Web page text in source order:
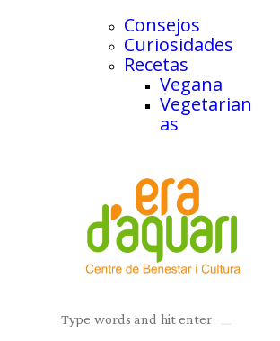
Consejos
Curiosidades
Recetas
Vegana
Vegetarian
as